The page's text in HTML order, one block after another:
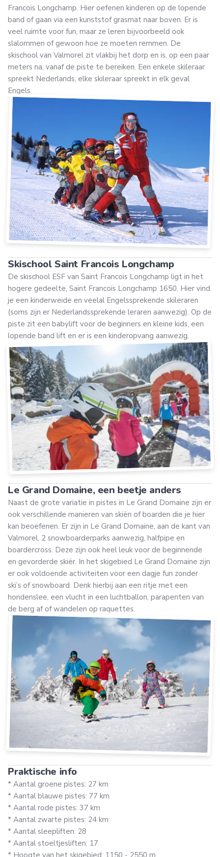
Francois Longchamp. Hier oefenen kinderen op de lopende
band of gaan via een kunststof grasmat naar boven. Er is
veel ruimte voor fun, maar ze leren bijvoorbeeld ook
slalommen of gewoon hoe ze moeten remmen. De
skischool van Valmorel zit vlakbij het dorp en is, op een paar
meters na, vanaf de piste te bereiken. Een enkele skileraar
spreekt Nederlands, elke skileraar spreekt in elk geval
Engels.
Skischool Saint Francois Longchamp
De skischool ESF van Saint Francois Longchamp ligt in het
hogere gedeelte, Saint Francois Longchamp 1650. Hier vind
je een kinderweide en veelal Engelssprekende skileraren
(soms zijn er Nederlandssprekende leraren aanwezig). Op de
piste zit een babylift voor de beginners en kleine kids, een
lopende band lift en er is een kinderopvang aanwezig.
Le Grand Domaine, een beetje anders
Naast de grote variatie in pistes in Le Grand Domaine zijn er
ook verschillende manieren van skiën of boarden die je hier
kan beoefenen. Er zijn in Le Grand Domaine, aan de kant van
Valmorel, 2 snowboarderparks aanwezig, halfpipe en
boardercross. Deze zijn ook heel leuk voor de beginnende
en gevorderde skiër. In het skigebied Le Grand Domaine zijn
er ook voldoende activiteiten voor een dagje fun zonder
ski’s of snowboard. Denk hierbij aan een ritje met een
hondenslee, een vlucht in een luchtballon, parapenten van
de berg af of wandelen op raquettes.
Praktische info
* Aantal groene pistes: 27 km
* Aantal blauwe pistes: 77 km
* Aantal rode pistes: 37 km
* Aantal zwarte pistes: 24 km
* Aantal sleepliften: 28
* Aantal stoeltjesliften: 17